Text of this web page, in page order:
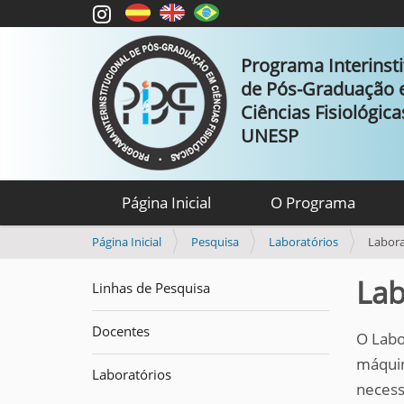
Programa
de Pós-Graduação
Ciências
UNESP
Página Inicial O Programa
V
ê
e
s
t
á
Página Inicial Pesquisa Laboratórios
Linhas de Pesquisa
Docentes
Laboratórios
O